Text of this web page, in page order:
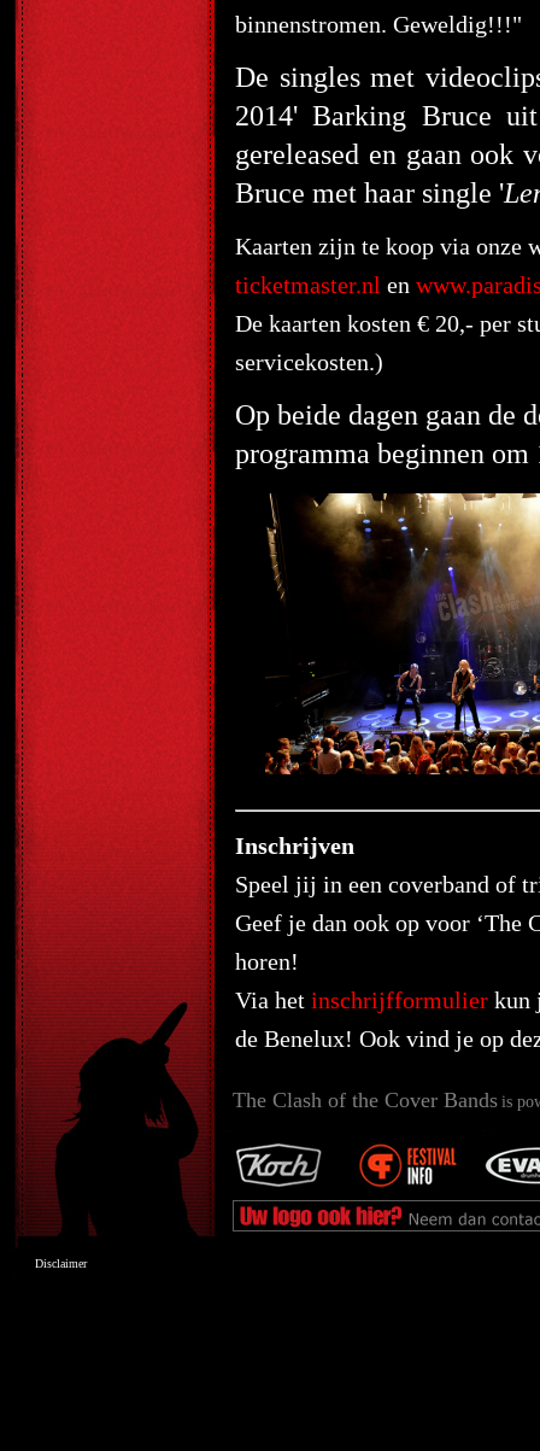
binnenstromen. Geweldig!!!"
De singles met
2014' Barking Bruce
gereleased en gaan ook
Bruce met haar single '
Kaarten zijn te koop via onze
ticketmaster.nl en
De kaarten kosten € 20,- per
servicekosten.)
Op beide dagen gaan de
programma beginnen
Inschrijven
Speel jij in een coverband of
Geef je dan ook op voor ‘The
horen!
Via het inschrijfformulier kun
de Benelux! Ook vind je op
The Clash of the Cover Bands is
Disclaimer